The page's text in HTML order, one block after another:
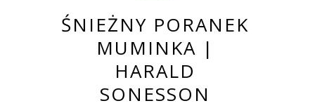
ŚNIEŻNY PORANEK
MUMINKA |
HARALD
SONESSON